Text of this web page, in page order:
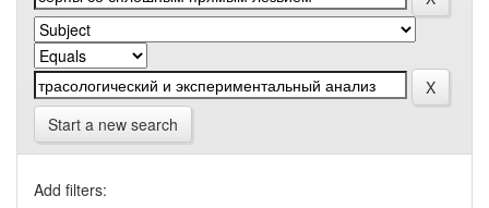
Start a new search
Add filters: